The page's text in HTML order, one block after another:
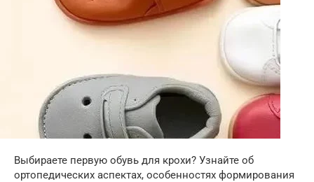
Выбираете первую обувь для крохи? Узнайте об
ортопедических аспектах, особенностях формирования